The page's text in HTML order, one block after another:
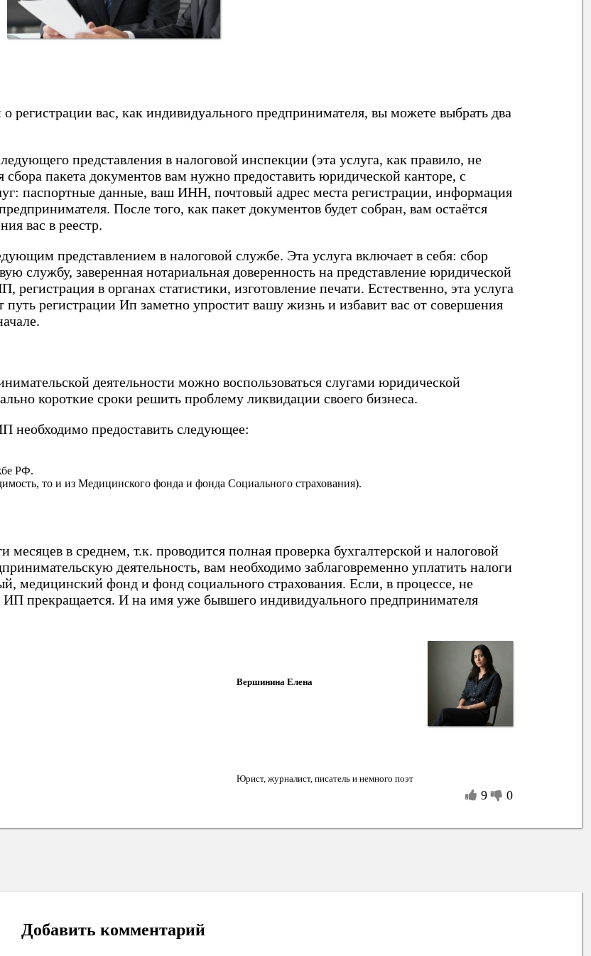
вас, как индивидуального предпринимателя, вы можете выбрать два
представления в налоговой инспекции (эта услуга, как правило, не
пакета документов вам нужно предоставить юридической канторе, с
паспортные данные, ваш ИНН, почтовый адрес места регистрации, информация
После того, как пакет документов будет собран, вам остаётся
вас в реестр.
представлением в налоговой службе. Эта услуга включает в себя: сбор
службу, заверенная нотариальная доверенность на представление юридической
в органах статистики, изготовление печати. Естественно, эта услуга
путь регистрации Ип заметно упростит вашу жизнь и избавит вас от совершения
деятельности можно воспользоваться слугами юридической
короткие сроки решить проблему ликвидации своего бизнеса.
необходимо предоставить следующее:
РФ.
то и из Медицинского фонда и фонда Социального страхования).
в среднем, т.к. проводится полная проверка бухгалтерской и налоговой
деятельность, вам необходимо заблаговременно уплатить налоги
медицинский фонд и фонд социального страхования. Если, в процессе, не
прекращается. И на имя уже бывшего индивидуального предпринимателя
Вершинина Елена
Юрист, журналист, писатель и немного поэт
9 0
Добавить комментарий